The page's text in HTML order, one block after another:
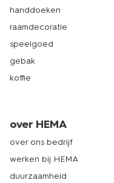
handdoeken
raamdecoratie
speelgoed
gebak
koffie
over HEMA
over ons bedrijf
werken bij HEMA
duurzaamheid